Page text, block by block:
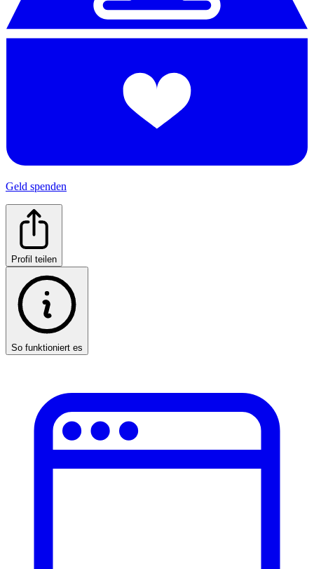
Geld spenden
Profil teilen
So funktioniert es